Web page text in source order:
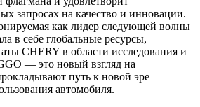
запросах на качество и инновации.
как лидер следующей волны
в себе глобальные ресурсы,
CHERY в области исследования и
— это новый взгляд на
путь к новой эре
автомобиля.